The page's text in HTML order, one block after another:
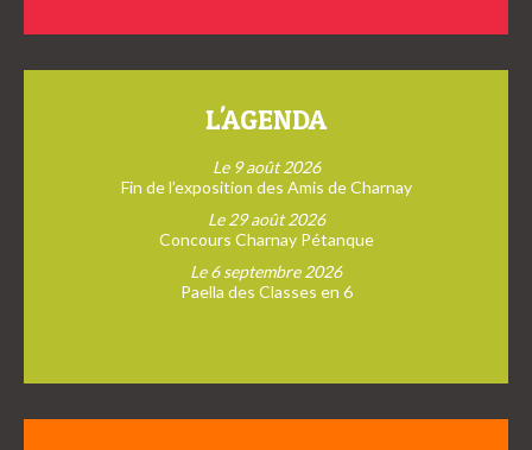
L'AGENDA
Le 9 août 2026
Fin de l’exposition des Amis de Charnay
Le 29 août 2026
Concours Charnay Pétanque
Le 6 septembre 2026
Paella des Classes en 6